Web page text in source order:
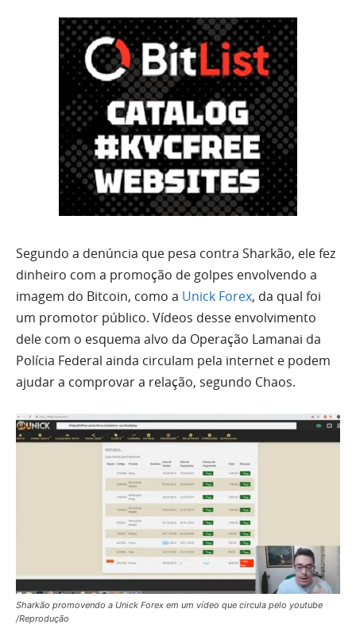
Segundo a denúncia que pesa contra Sharkão, ele fez
dinheiro com a promoção de golpes envolvendo a
imagem do Bitcoin, como a Unick Forex, da qual foi
um promotor público. Vídeos desse envolvimento
dele com o esquema alvo da Operação Lamanai da
Polícia Federal ainda circulam pela internet e podem
ajudar a comprovar a relação, segundo Chaos.
Sharkão promovendo a Unick Forex em um vídeo que circula pelo youtube
/Reprodução